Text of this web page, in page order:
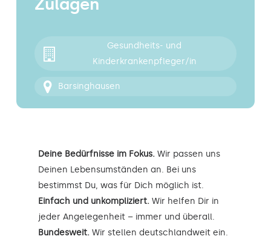
Kontakt
Zulagen
Gesundheits- und
Kinderkrankenpfleger/in
Barsinghausen
Deine Bedürfnisse im Fokus. Wir passen uns
Deinen Lebensumständen an. Bei uns
bestimmst Du, was für Dich möglich ist.
Einfach und unkompliziert. Wir helfen Dir in
jeder Angelegenheit – immer und überall.
Bundesweit. Wir stellen deutschlandweit ein.